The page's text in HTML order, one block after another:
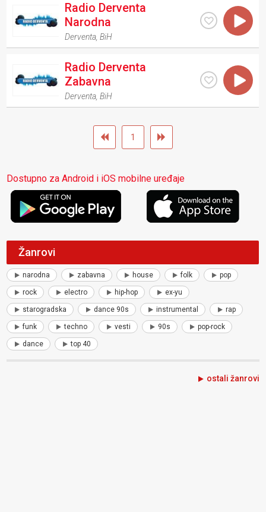
Radio Derventa
Narodna
Derventa ,BiH
Radio Derventa
Zabavna
Derventa ,BiH
1
Dostupno za Android i iOS mobilne uređaje
Žanrovi
narodna zabavna house folk pop
rock electro hip-hop ex-yu
starogradska dance 90s instrumental rap
funk techno vesti 90s pop-rock
dance top 40
ostali žanrovi